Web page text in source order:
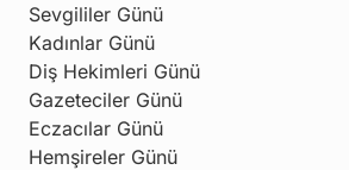
Sevgililer Günü
Kadınlar Günü
Diş Hekimleri Günü
Gazeteciler Günü
Eczacılar Günü
Hemşireler Günü